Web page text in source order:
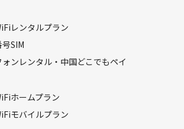
レンタルプラン
SIM
ンレンタル・中国どこでもペイ
ホームプラン
モバイルプラン